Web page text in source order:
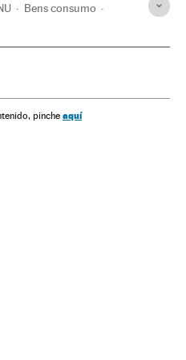
Bens consumo
alimentar
pinche aquí